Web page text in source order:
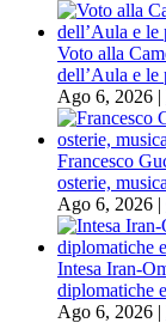
Voto alla
dell’Aula e le
Ago 6, 2026 |
Francesco
osterie,
Ago 6, 2026 |
Intesa Iran-
diplomatiche
Ago 6, 2026 |